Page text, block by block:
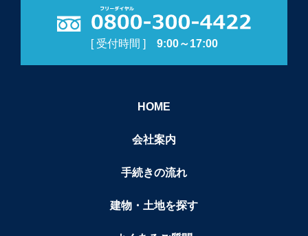
[ 受付時間 ] 9:00～17:00
HOME
会社案内
手続きの流れ
建物・土地を探す